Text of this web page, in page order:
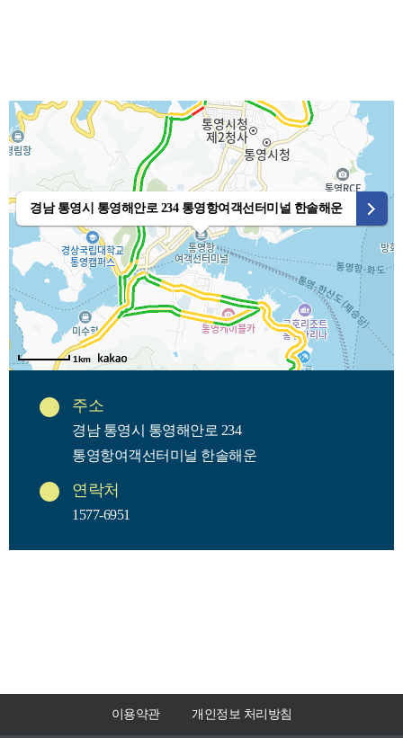
경남 통영시 통영해안로 234 통영항여객선터미널 한솔해운
1km
주소
경남 통영시 통영해안로 234
통영항여객선터미널 한솔해운
연락처
1577-6951
이용약관 개인정보 처리방침